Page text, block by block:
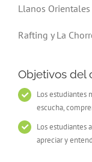
Llanos Orientales
Rafting y La
Objetivos del
Los estudiantes
escucha,
Los estudiantes
apreciar y